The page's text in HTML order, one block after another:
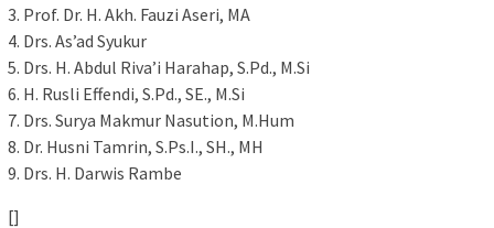
3. Prof. Dr. H. Akh. Fauzi Aseri, MA
4. Drs. As’ad Syukur
5. Drs. H. Abdul Riva’i Harahap, S.Pd., M.Si
6. H. Rusli Effendi, S.Pd., SE., M.Si
7. Drs. Surya Makmur Nasution, M.Hum
8. Dr. Husni Tamrin, S.Ps.I., SH., MH
9. Drs. H. Darwis Rambe
[]